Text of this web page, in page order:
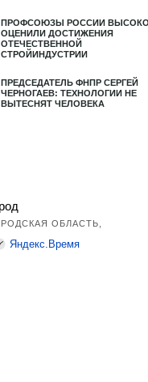
ПРОФСОЮЗЫ РОССИИ ВЫСОКО
ОЦЕНИЛИ ДОСТИЖЕНИЯ
ОТЕЧЕСТВЕННОЙ
СТРОЙИНДУСТРИИ
ПРЕДСЕДАТЕЛЬ ФНПР СЕРГЕЙ
ЧЕРНОГАЕВ: ТЕХНОЛОГИИ НЕ
ВЫТЕСНЯТ ЧЕЛОВЕКА